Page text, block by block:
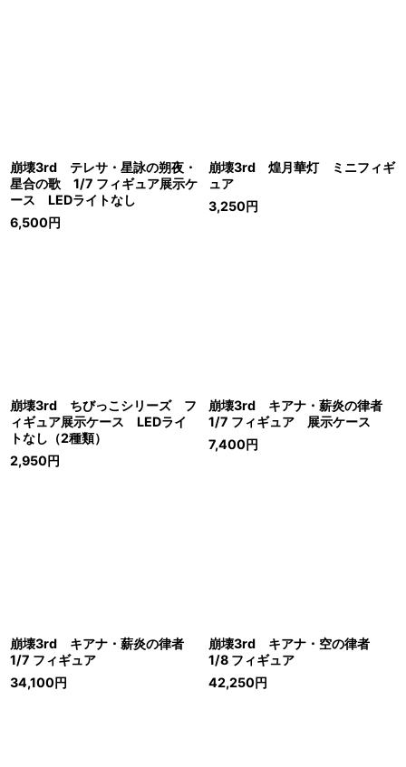
崩壊3rd テレサ・星詠の朔夜・
星合の歌 1/7 フィギュア展示ケ
ース LEDライトなし
6,500円
崩壊3rd 煌月華灯 ミニフィギ
ュア
3,250円
崩壊3rd ちびっこシリーズ フ
ィギュア展示ケース LEDライ
トなし（2種類）
2,950円
崩壊3rd キアナ・薪炎の律者
1/7 フィギュア 展示ケース
7,400円
崩壊3rd キアナ・薪炎の律者
1/7 フィギュア
34,100円
崩壊3rd キアナ・空の律者
1/8 フィギュア
42,250円